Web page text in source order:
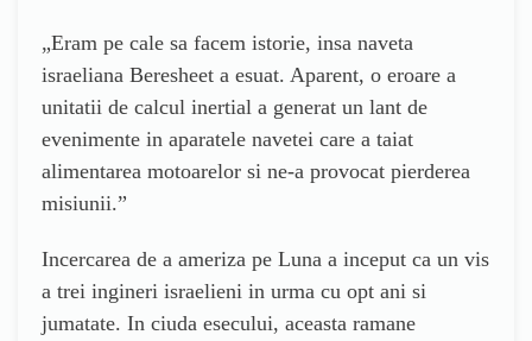
„Eram pe cale sa facem istorie, insa naveta
israeliana Beresheet a esuat. Aparent, o eroare a
unitatii de calcul inertial a generat un lant de
evenimente in aparatele navetei care a taiat
alimentarea motoarelor si ne-a provocat pierderea
misiunii.”
Incercarea de a ameriza pe Luna a inceput ca un vis
a trei ingineri israelieni in urma cu opt ani si
jumatate. In ciuda esecului, aceasta ramane